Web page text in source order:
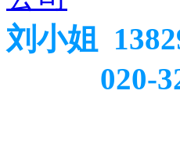
刘小姐
020-